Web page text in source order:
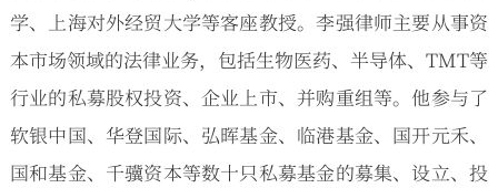
学、上海对外经贸大学等客座教授。李强律师主要从事资
本市场领域的法律业务，包括生物医药、半导体、TMT等
行业的私募股权投资、企业上市、并购重组等。他参与了
软银中国、华登国际、弘晖基金、临港基金、国开元禾、
国和基金、千骥资本等数十只私募基金的募集、设立、投